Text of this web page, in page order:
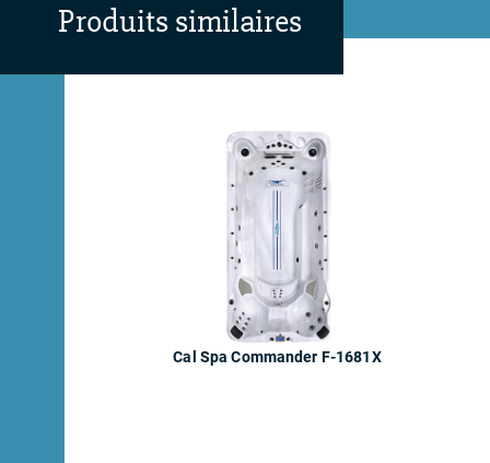
Produits similaires
Cal Spa Commander F-1681X